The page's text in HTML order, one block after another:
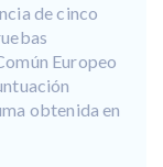
de cinco
Europeo
obtenida en